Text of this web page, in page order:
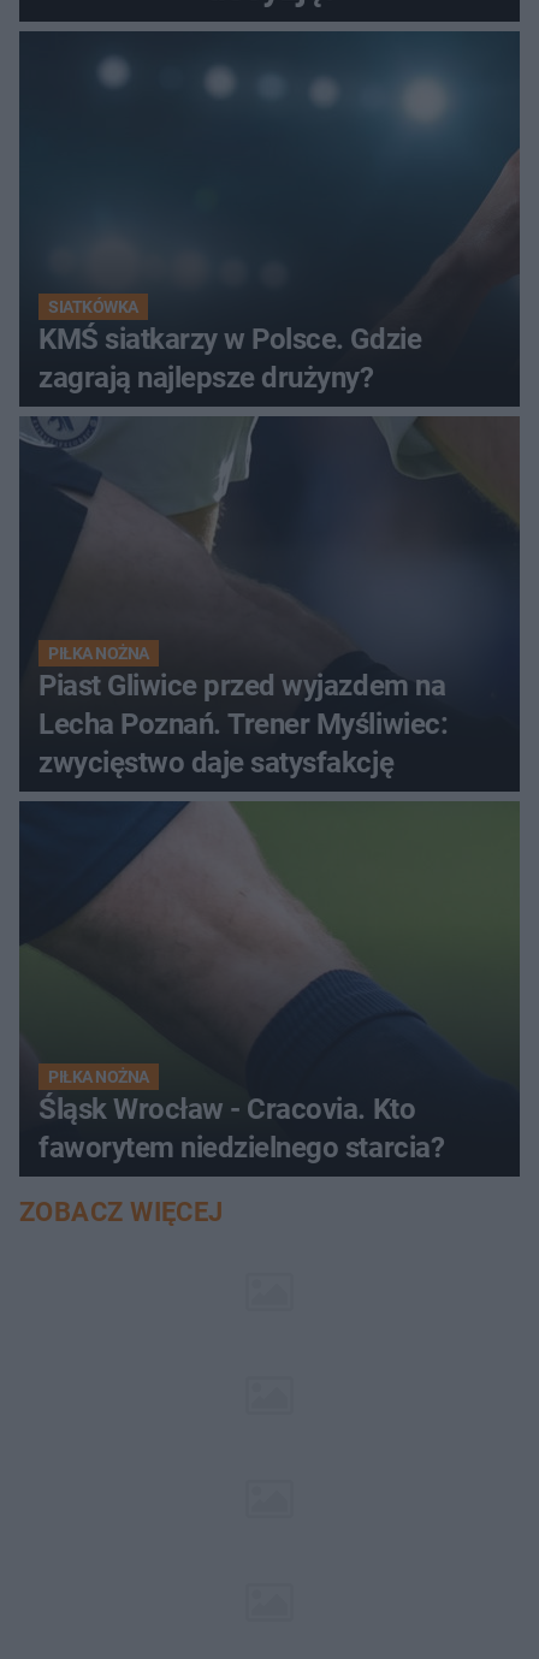
SIATKÓWKA
KMŚ siatkarzy w Polsce. Gdzie
zagrają najlepsze drużyny?
PIŁKA NOŻNA
Piast Gliwice przed wyjazdem na
Lecha Poznań. Trener Myśliwiec:
zwycięstwo daje satysfakcję
PIŁKA NOŻNA
Śląsk Wrocław - Cracovia. Kto
faworytem niedzielnego starcia?
ZOBACZ WIĘCEJ